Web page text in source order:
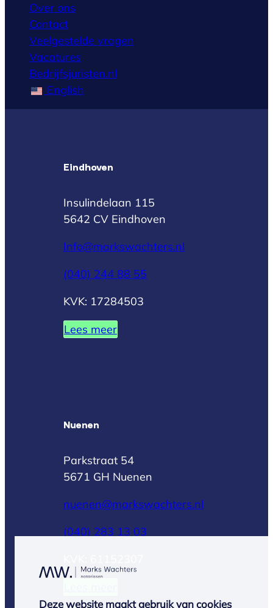
Deze website maakt gebruik van cookies
Over ons
Contact
Veelgestelde vragen
Vacatures
Bedrijfsjuristen.nl
English
Eindhoven
Insulindelaan 115
5642 CV Eindhoven
Info@markswachters.nl
(040) 244 88 55
KVK: 17284503
Lees meer
Nuenen
Parkstraat 54
5671 GH Nuenen
nuenen@markswachters.nl
(040) 283 13 03